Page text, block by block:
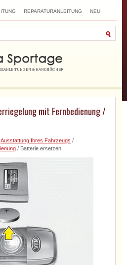
REPARATURANLEITUNG NEU
mit Fernbedienung /
Ausstattung Ihres Fahrzeugs /
/ Batterie ersetzen